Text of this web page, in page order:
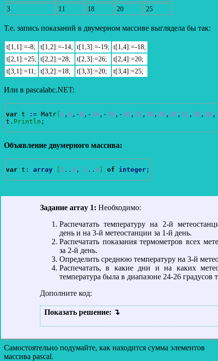
3
11 18 20 25
Т.е. запись показаний в двумерном массиве выглядела бы так:
t[1,1]:=-8; t[1,2]:=-14; t[1,3]:=-19; t[1,4]:=-18;
t[2,1]:=25; t[2,2]:=28; t[2,3]:=26;
t[2,4]:=20;
t[3,1]:=11;
t[3,2]:=18; t[3,3]:=20; t[3,4]:=25;
Или в pascalabc.NET:
var t : = Matr( 3 , 4 , - 8 , - 14 , - 19 , - 18 , 25 , 28 , 26 , 20 , 11 , 18 , 20 ,
t . Println ;
Объявление двумерного массива:
var t : array 1 .. 3 , 1 .. 4 of integer ;
Задание array 1: Необходимо:
Распечатать температуру на 2-й
день и на 3-й метеостанции за 1-й день.
Распечатать показания термометров всех
за 2-й день.
Определить среднюю температуру на 3-й
Распечатать, в какие дни и на каких
температура была в диапазоне 24-26 градусов
Дополните код:
Показать решение:
Самостоятельно подумайте, как находится сумма элементов
массива pascal.